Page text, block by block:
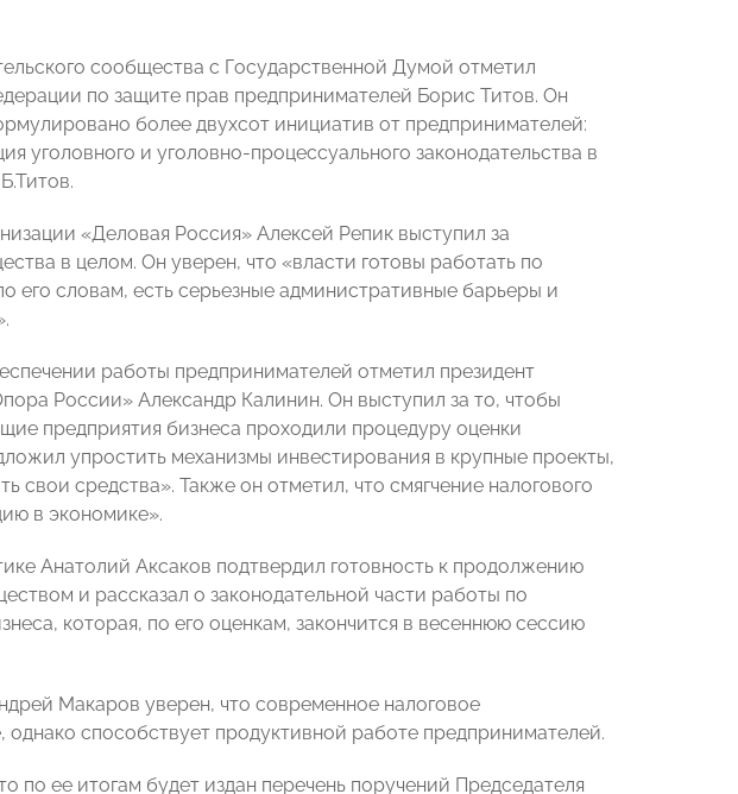
сообщества с Государственной Думой отметил
по защите прав предпринимателей Борис Титов. Он
более двухсот инициатив от предпринимателей:
уголовного и уголовно-процессуального законодательства в
«Деловая Россия» Алексей Репик выступил за
в целом. Он уверен, что «власти готовы работать по
его словам, есть серьезные административные барьеры и
работы предпринимателей отметил президент
России» Александр Калинин. Он выступил за то, чтобы
предприятия бизнеса проходили процедуру оценки
упростить механизмы инвестирования в крупные проекты,
свои средства». Также он отметил, что смягчение налогового
в экономике».
Анатолий Аксаков подтвердил готовность к продолжению
и рассказал о законодательной части работы по
которая, по его оценкам, закончится в весеннюю сессию
Макаров уверен, что современное налоговое
однако способствует продуктивной работе предпринимателей.
ее итогам будет издан перечень поручений Председателя